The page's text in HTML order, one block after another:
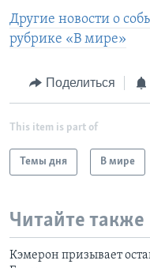
Другие новости о
рубрике «В мире»
Поделиться
This item is part of
Темы дня В мире
Читайте также
Кэмерон призывает